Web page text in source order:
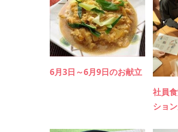
6月3日～6月9日のお献立
社員
ショ